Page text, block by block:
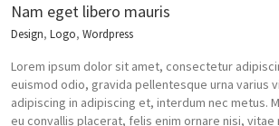
Nam eget libero mauris
Design, Logo, Wordpress
Lorem ipsum dolor sit amet, consectetur
euismod odio, gravida pellentesque urna varius
adipiscing in adipiscing et, interdum nec metus.
eu convallis placerat, felis enim ornare nisi, vitae